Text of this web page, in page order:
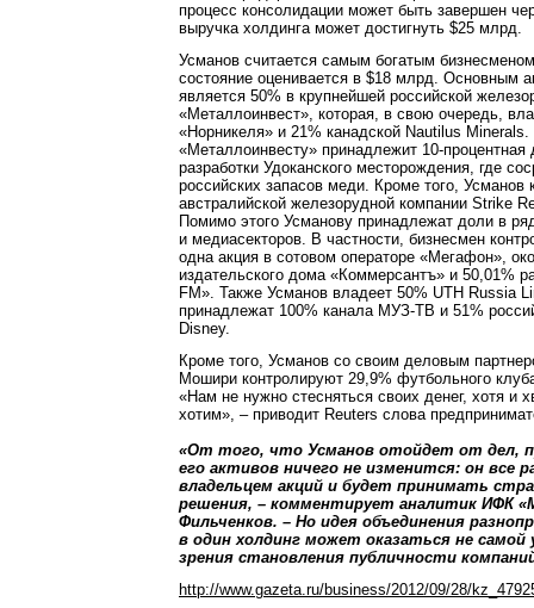
процесс консолидации может быть завершен
выручка холдинга может достигнуть $25 млрд.
Усманов считается самым богатым
состояние оценивается в $18 млрд. Основным
является 50% в крупнейшей российской
«Металлоинвест», которая, в свою очередь,
«Норникеля» и 21% канадской Nautilus Minerals.
«Металлоинвесту» принадлежит 10-процентная
разработки Удоканского месторождения, где
российских запасов меди. Кроме того, Усманов
австралийской железорудной компании Strike
Помимо этого Усманову принадлежат доли в
и медиасекторов. В частности, бизнесмен
одна акция в сотовом операторе «Мегафон»,
издательского дома «Коммерсантъ» и 50,01%
FM». Также Усманов владеет 50% UTH Russia
принадлежат 100% канала МУЗ-ТВ и 51%
Disney.
Кроме того, Усманов со своим деловым
Мошири контролируют 29,9% футбольного
«Нам не нужно стесняться своих денег, хотя и
хотим», – приводит Reuters слова
«От того, что Усманов отойдет от дел,
его активов ничего не изменится: он все
владельцем акций и будет принимать
решения, – комментирует аналитик ИФК
Фильченков. – Но идея объединения
в один холдинг может оказаться не самой
зрения становления публичности
http://www.gazeta.ru/business/2012/09/28/